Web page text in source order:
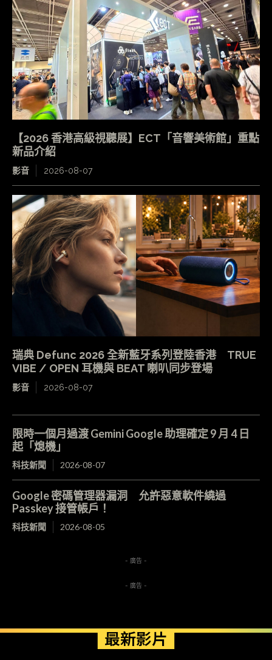
【2026 香港高級視聽展】ECT「音響美術館」重點
新品介紹
影音 2026-08-07
瑞典 Defunc 2026 全新藍牙系列登陸香港 TRUE
VIBE / OPEN 耳機與 BEAT 喇叭同步登場
影音 2026-08-07
限時一個月過渡 Gemini Google 助理確定 9 月 4 日
起「熄機」
科技新聞 2026-08-07
Google 密碼管理器漏洞 允許惡意軟件繞過
Passkey 接管帳戶！
科技新聞 2026-08-05
- 廣告 -
- 廣告 -
最新影片